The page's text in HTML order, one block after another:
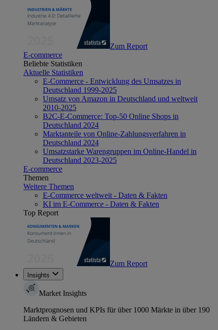
Zum Report
E-commerce
Beliebte Statistiken
Aktuelle Statistiken
E-Commerce - Entwicklung des Umsatzes in
Deutschland 1999-2025
Umsatz von Amazon in Deutschland und weltweit
2010-2025
B2C-E-Commerce: Top-50 Online Shops in
Deutschland 2024
Marktanteile von Online-Zahlungsverfahren in
Deutschland 2024
Umsatzstarke Warengruppen im Online-Handel in
Deutschland 2023-2025
E-commerce
Themen
Weitere Themen
E-Commerce weltweit - Daten & Fakten
KI im E-Commerce - Daten & Fakten
Top Report
Zum Report
Insights
Market Insights
Marktprognosen und KPIs für über 1000 Märkte in über 190
Ländern & Gebieten